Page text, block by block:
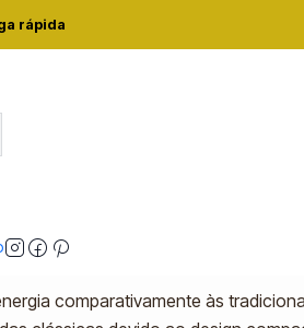
rápida
LED T26 E14 1,3W 4000K
T26 E14 1,3W 4000K
comparativamente às